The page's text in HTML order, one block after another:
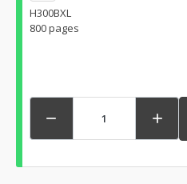
H300BXL
800 pages
 